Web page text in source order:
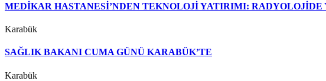
MEDİKAR HASTANESİ’NDEN TEKNOLOJİ YATIRIMI:
Karabük
SAĞLIK BAKANI CUMA GÜNÜ KARABÜK’TE
Karabük